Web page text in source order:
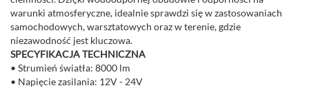
warunki atmosferyczne, idealnie sprawdzi się w zastosowaniach
samochodowych, warsztatowych oraz w terenie, gdzie
niezawodność jest kluczowa.
SPECYFIKACJA TECHNICZNA
• Strumień światła: 8000 lm
• Napięcie zasilania: 12V - 24V